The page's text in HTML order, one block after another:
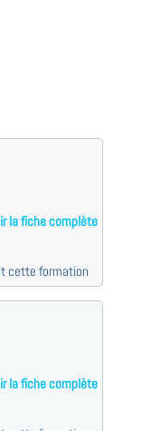
la fiche complète
cette formation
la fiche complète